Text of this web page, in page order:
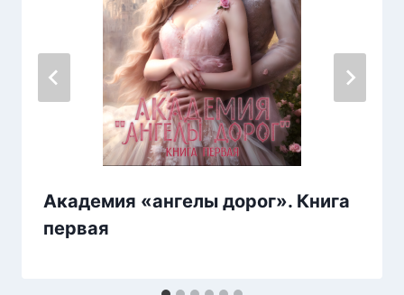
Академия «ангелы дорог». Книга
первая